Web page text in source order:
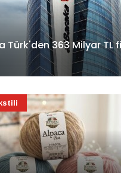
Türk'den 363 Milyar TL